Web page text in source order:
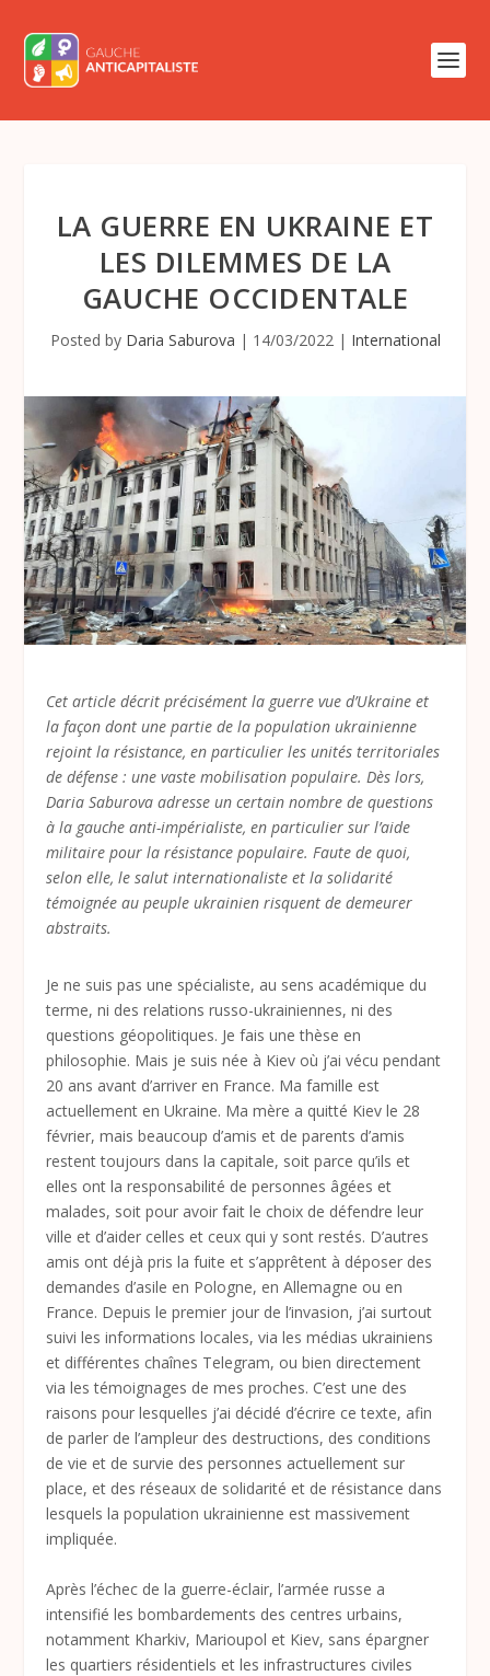
LA GUERRE EN UKRAINE ET
LES DILEMMES DE LA
GAUCHE OCCIDENTALE
Posted by Daria Saburova | 14/03/2022| International
Cet article décrit précisément la guerre vue d’Ukraine et
la façon dont une partie de la population ukrainienne
rejoint la résistance, en particulier les unités territoriales
de défense : une vaste mobilisation populaire. Dès lors,
Daria Saburova adresse un certain nombre de questions
à la gauche anti-impérialiste, en particulier sur l’aide
militaire pour la résistance populaire. Faute de quoi,
selon elle, le salut internationaliste et la solidarité
témoignée au peuple ukrainien risquent de demeurer
abstraits.
Je ne suis pas une spécialiste, au sens académique du
terme, ni des relations russo-ukrainiennes, ni des
questions géopolitiques. Je fais une thèse en
philosophie. Mais je suis née à Kiev où j’ai vécu pendant
20 ans avant d’arriver en France. Ma famille est
actuellement en Ukraine. Ma mère a quitté Kiev le 28
février, mais beaucoup d’amis et de parents d’amis
restent toujours dans la capitale, soit parce qu’ils et
elles ont la responsabilité de personnes âgées et
malades, soit pour avoir fait le choix de défendre leur
ville et d’aider celles et ceux qui y sont restés. D’autres
amis ont déjà pris la fuite et s’apprêtent à déposer des
demandes d’asile en Pologne, en Allemagne ou en
France. Depuis le premier jour de l’invasion, j’ai surtout
suivi les informations locales, via les médias ukrainiens
et différentes chaînes Telegram, ou bien directement
via les témoignages de mes proches. C’est une des
raisons pour lesquelles j’ai décidé d’écrire ce texte, afin
de parler de l’ampleur des destructions, des conditions
de vie et de survie des personnes actuellement sur
place, et des réseaux de solidarité et de résistance dans
lesquels la population ukrainienne est massivement
impliquée.
Après l’échec de la guerre-éclair, l’armée russe a
intensifié les bombardements des centres urbains,
notamment Kharkiv, Marioupol et Kiev, sans épargner
les quartiers résidentiels et les infrastructures civiles